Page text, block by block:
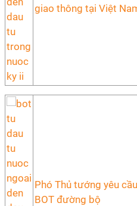
giao thông tại Việt
Phó Thủ tướng yêu
BOT đường bộ